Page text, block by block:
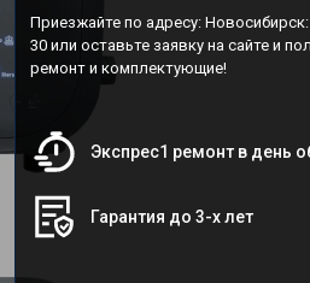
Приезжайте по адресу:
30 или оставьте заявку на сайте и
ремонт и комплектующие!
Экспрес1 ремонт в день
Гарантия до 3-х лет